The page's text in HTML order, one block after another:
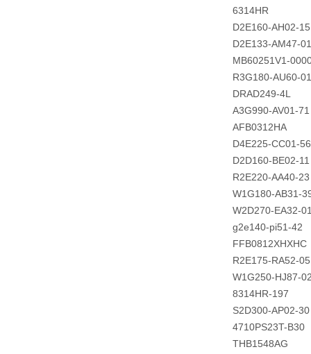
6314HR
D2E160-AH02-15
D2E133-AM47-
MB60251V1-
R3G180-AU60-01
DRAD249-4L
A3G990-AV01-71
AFB0312HA
D4E225-CC01-56
D2D160-BE02-11
R2E220-AA40-23
W1G180-AB31-
W2D270-EA32-
g2e140-pi51-42
FFB0812XHXHC
R2E175-RA52-05
W1G250-HJ87-
8314HR-197
S2D300-AP02-30
4710PS23T-B30
THB1548AG